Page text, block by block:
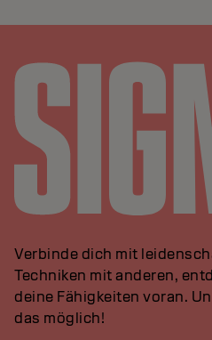
Verbinde dich mit
Techniken mit anderen,
deine Fähigkeiten voran.
das möglich!